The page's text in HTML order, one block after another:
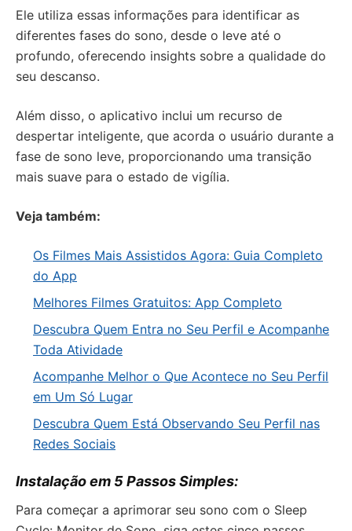
Ele utiliza essas informações para identificar as
diferentes fases do sono, desde o leve até o
profundo, oferecendo insights sobre a qualidade do
seu descanso.
Além disso, o aplicativo inclui um recurso de
despertar inteligente, que acorda o usuário durante a
fase de sono leve, proporcionando uma transição
mais suave para o estado de vigília.
Veja também:
Os Filmes Mais Assistidos Agora: Guia Completo
do App
Melhores Filmes Gratuitos: App Completo
Descubra Quem Entra no Seu Perfil e Acompanhe
Toda Atividade
Acompanhe Melhor o Que Acontece no Seu Perfil
em Um Só Lugar
Descubra Quem Está Observando Seu Perfil nas
Redes Sociais
Instalação em 5 Passos Simples:
Para começar a aprimorar seu sono com o Sleep